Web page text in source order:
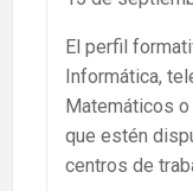
El perfil
Informática,
Matemáticos
que estén
centros de